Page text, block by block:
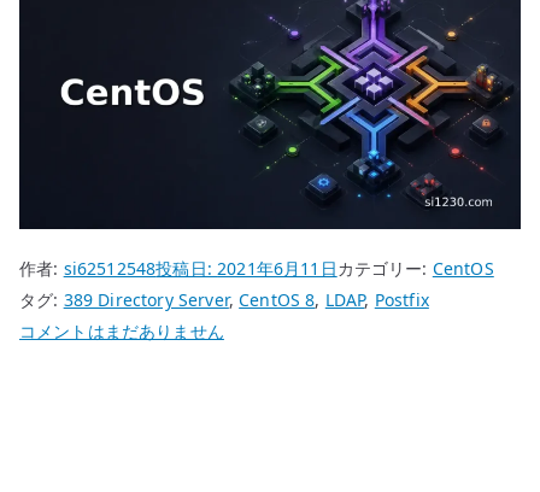
作者: si62512548投稿日:2021年6月11日カテゴリー: CentOS
タグ: 389 Directory Server,CentOS 8, LDAP, Postfix
CentOS
コメントはまだありません